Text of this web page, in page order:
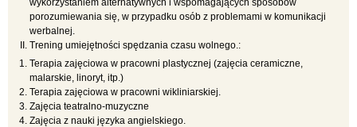
wykorzystaniem alternatywnych i wspomagających sposobów
porozumiewania się, w przypadku osób z problemami w komunikacji
werbalnej.
Trening umiejętności spędzania czasu wolnego.:
Terapia zajęciowa w pracowni plastycznej (zajęcia ceramiczne,
malarskie, linoryt, itp.)
Terapia zajęciowa w pracowni wikliniarskiej.
Zajęcia teatralno-muzyczne
Zajęcia z nauki języka angielskiego.